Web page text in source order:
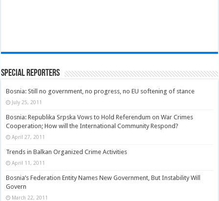
Special Reporters
Bosnia: Still no government, no progress, no EU softening of stance
July 25, 2011
Bosnia: Republika Srpska Vows to Hold Referendum on War Crimes
Cooperation; How will the International Community Respond?
April 27, 2011
Trends in Balkan Organized Crime Activities
April 11, 2011
Bosnia’s Federation Entity Names New Government, But Instability Will
Govern
March 22, 2011